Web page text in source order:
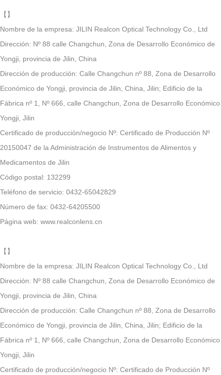
【 】
Nombre de la empresa: JILIN Realcon Optical Technology Co., Ltd
Dirección: Nº 88 calle Changchun, Zona de Desarrollo Económico de
Yongji, provincia de Jilin, China
Dirección de producción: Calle Changchun nº 88, Zona de Desarrollo
Económico de Yongji, provincia de Jilin, China, Jilin; Edificio de la
Fábrica nº 1, Nº 666, calle Changchun, Zona de Desarrollo Económico
Yongji, Jilin
Certificado de producción/negocio Nº: Certificado de Producción Nº
20150047 de la Administración de Instrumentos de Alimentos y
Medicamentos de Jilin
Código postal: 132299
Teléfono de servicio: 0432-65042829
Número de fax: 0432-64205500
Página web: www.realconlens.cn
【 】
Nombre de la empresa: JILIN Realcon Optical Technology Co., Ltd
Dirección: Nº 88 calle Changchun, Zona de Desarrollo Económico de
Yongji, provincia de Jilin, China
Dirección de producción: Calle Changchun nº 88, Zona de Desarrollo
Económico de Yongji, provincia de Jilin, China, Jilin; Edificio de la
Fábrica nº 1, Nº 666, calle Changchun, Zona de Desarrollo Económico
Yongji, Jilin
Certificado de producción/negocio Nº: Certificado de Producción Nº